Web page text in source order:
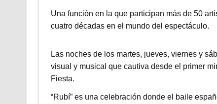
Una función en la que participan más de 50
cuatro décadas en el mundo del espectáculo.
Las noches de los martes, jueves, viernes y
visual y musical que cautiva desde el primer
Fiesta.
“Rubí” es una celebración donde el baile